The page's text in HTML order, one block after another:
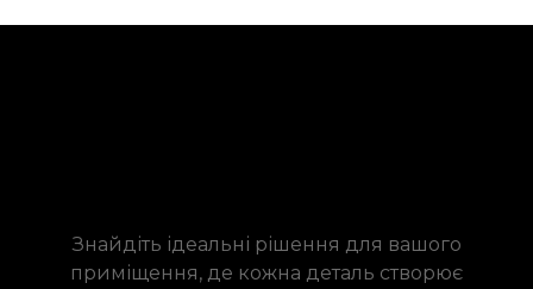
Знайдіть ідеальні рішення для вашого
приміщення, де кожна деталь створює